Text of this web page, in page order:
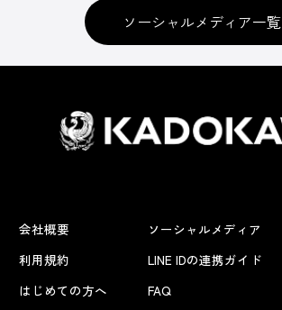
ソーシャルメディア一覧
会社概要
利用規約
はじめての方へ
ソーシャルメディア
LINE IDの連携ガイド
FAQ